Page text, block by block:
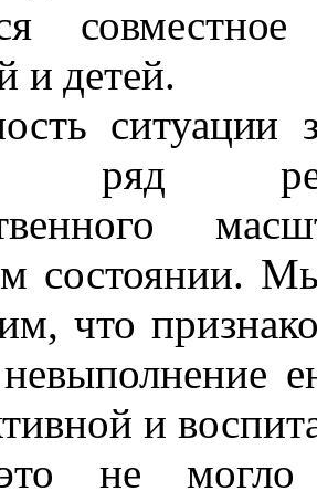
и детей.
ситуации
ряд
состоянии.
что
невыполнение
и
не могло